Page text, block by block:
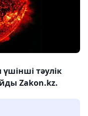
тәулік
Zakon.kz.